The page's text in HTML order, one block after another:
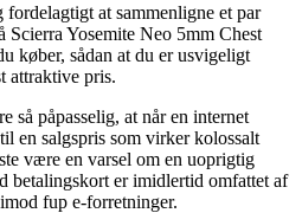
at sammenligne et par
Scierra Yosemite Neo 5mm Chest
køber, sådan at du er usvigeligt
attraktive pris.
så påpasselig, at når en internet
en salgspris som virker kolossalt
være en varsel om en uoprigtig
betalingskort er imidlertid omfattet af
fup e-forretninger.